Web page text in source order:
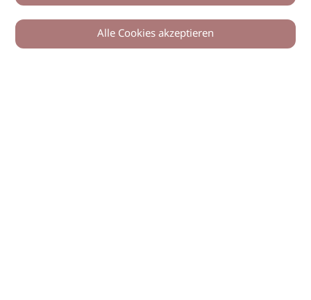
Alle Cookies akzeptieren